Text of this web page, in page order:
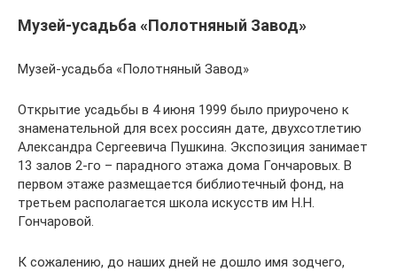
Музей-усадьба «Полотняный Завод»
Музей-усадьба «Полотняный Завод»
Открытие усадьбы в 4 июня 1999 было приурочено к
знаменательной для всех россиян дате, двухсотлетию
Александра Сергеевича Пушкина. Экспозиция занимает
13 залов 2-го – парадного этажа дома Гончаровых. В
первом этаже размещается библиотечный фонд, на
третьем располагается школа искусств им Н.Н.
Гончаровой.
К сожалению, до наших дней не дошло имя зодчего,